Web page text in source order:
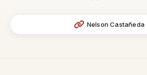
Nelson Castañeda